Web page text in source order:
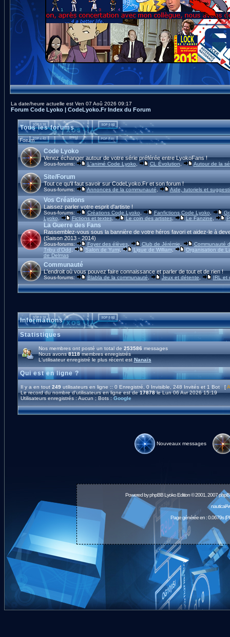
La date/heure actuelle est Ven 07 Aoû 2026 09:17
Forum Code Lyoko | CodeLyoko.Fr Index du Forum
Tous les forums
Forum
Code Lyoko
Venez échanger autour de votre série préférée entre LyokoFans !
Sous-forums: L'animé Code Lyoko, CL Évolution Autour de la
Site/Forum
Tout ce qu'il faut savoir sur CodeLyoko.Fr et son forum !
Sous-forums: Annonces de la communauté, Aide, tutoriels et
Vos Créations
Laissez parler votre esprit d'artiste !
Sous-forums: Créations Code Lyoko, Fanfictions Code Lyoko,
Lyoko, Fictions et textes, Le coin des artistes, Le Fanzine
La Guerre des Fans
Rassemblez-vous sous la bannière de votre héros favori et aidez-le à
(Saison 2013 - 2014)
Sous-forums: Foyer des élèves, Club de Jérémie
Communauté
Tribu d'Odd
Salon de Yumi, Ligue de William,
Organisation de
de Delmas
Communauté
L'endroit où vous pouvez faire connaissance et parler de tout et de rien !
Sous-forums: Blabla de la communauté, Jeux et détente, IRL et
Informations
Statistiques
Nos membres ont posté un total de 253586 messages
Nous avons8118membres enregistrés
L'utilisateur enregistré le plus récent est Nanaïs
Qui est en ligne ?
Il y a en tout 249utilisateurs en ligne :: 0 Enregistré, 0 Invisible, 248 Invités et 1 Bot [
Le record du nombre d'utilisateurs en ligne est de17878le Lun 06 Avr 2026 15:19
Utilisateurs enregistrés : Aucun ; Bots : Google
Nouveaux messages
Powered byphpBBLyoko Edition © 2001, 2007
Page générée en : 0.0679s